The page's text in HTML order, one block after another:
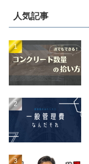
人気記事